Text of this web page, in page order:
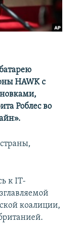
HAWK с
Роблес во
к IT-
коалиции,